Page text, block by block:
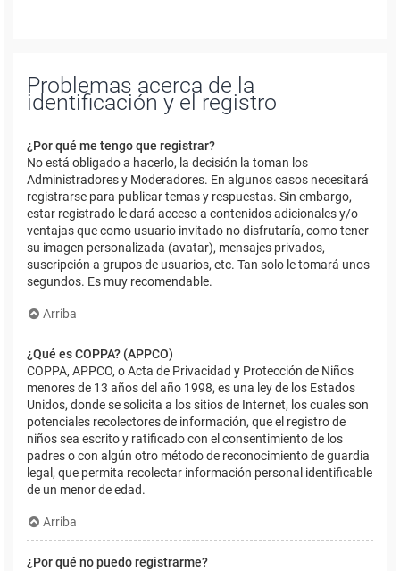
Problemas acerca de la
identificación y el registro
¿Por qué me tengo que registrar?
No está obligado a hacerlo, la decisión la toman los
Administradores y Moderadores. En algunos casos necesitará
registrarse para publicar temas y respuestas. Sin embargo,
estar registrado le dará acceso a contenidos adicionales y/o
ventajas que como usuario invitado no disfrutaría, como tener
su imagen personalizada (avatar), mensajes privados,
suscripción a grupos de usuarios, etc. Tan solo le tomará unos
segundos. Es muy recomendable.
Arriba
¿Qué es COPPA? (APPCO)
COPPA, APPCO, o Acta de Privacidad y Protección de Niños
menores de 13 años del año 1998, es una ley de los Estados
Unidos, donde se solicita a los sitios de Internet, los cuales son
potenciales recolectores de información, que el registro de
niños sea escrito y ratificado con el consentimiento de los
padres o con algún otro método de reconocimiento de guardia
legal, que permita recolectar información personal identificable
de un menor de edad.
Arriba
¿Por qué no puedo registrarme?